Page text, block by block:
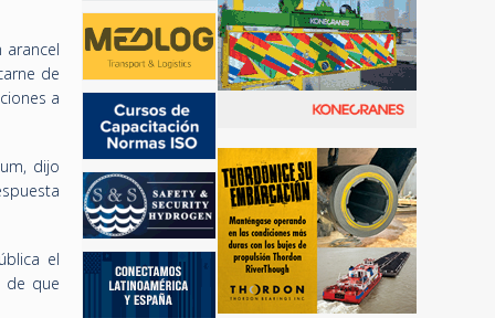
arancel
de
a
dijo
el
de que